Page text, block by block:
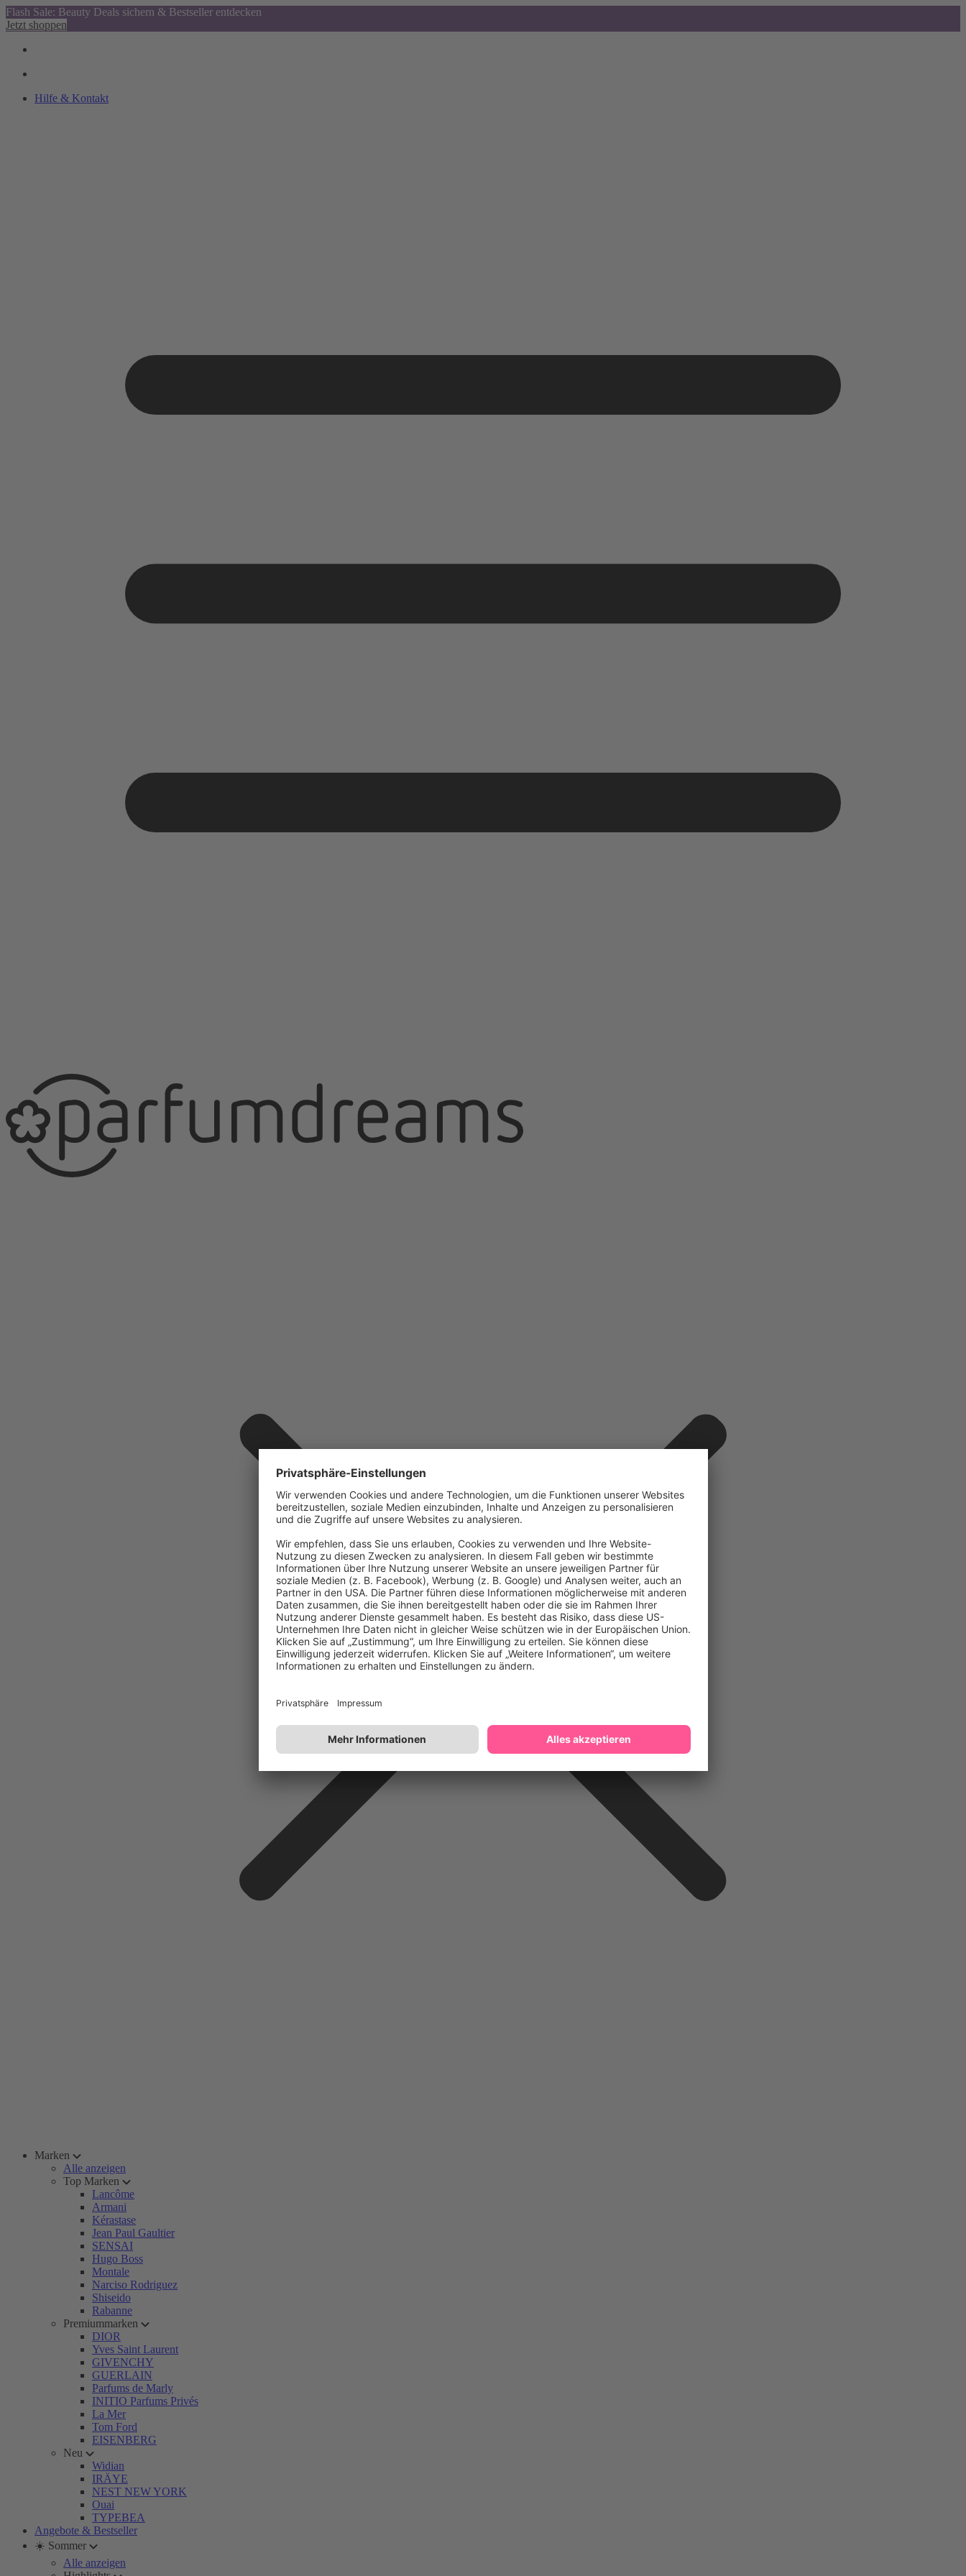
Flash Sale: Beauty Deals sichern & Bestseller entdecken
Jetzt shoppen
Hilfe & Kontakt
Marken
Alle anzeigen
Top Marken
Lancôme
Armani
Kérastase
Jean Paul Gaultier
SENSAI
Hugo Boss
Montale
Narciso Rodriguez
Shiseido
Rabanne
Premiummarken
DIOR
Yves Saint Laurent
GIVENCHY
GUERLAIN
Parfums de Marly
INITIO Parfums Privés
La Mer
Tom Ford
EISENBERG
Neu
Widian
IRÄYE
NEST NEW YORK
Ouai
TYPEBEA
Angebote & Bestseller
☀️ Sommer
Alle anzeigen